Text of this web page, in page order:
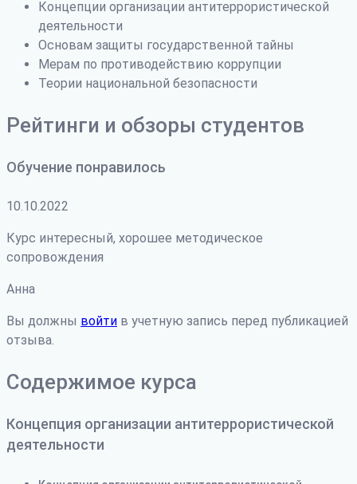
Концепции организации антитеррористической
деятельности
Основам защиты государственной тайны
Мерам по противодействию коррупции
Теории национальной безопасности
Рейтинги и обзоры студентов
Обучение понравилось
10.10.2022
Курс интересный, хорошее методическое
сопровождения
Анна
Вы должны войти в учетную запись перед публикацией
отзыва.
Содержимое курса
Концепция организации антитеррористической
деятельности